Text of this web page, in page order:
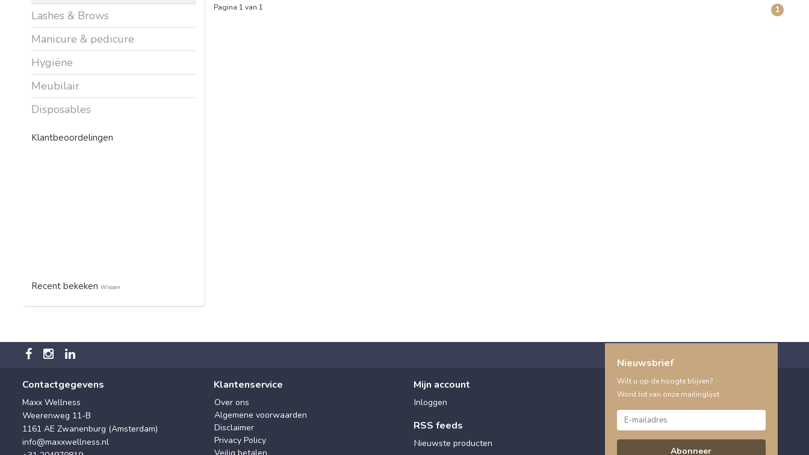
Lashes & Brows
Manicure & pedicure
Hygiëne
Meubilair
Disposables
Klantbeoordelingen
Recent bekeken Wissen
Pagina 1 van 1 1
Contactgegevens
Maxx Wellness
Weerenweg 11-B
1161 AE Zwanenburg (Amsterdam)
info@maxxwellness.nl
Klantenservice
Over ons
Algemene voorwaarden
Disclaimer
Privacy Policy
Veilig betalen
Mijn account
Inloggen
RSS feeds
Nieuwste producten
Nieuwsbrief
Wilt u op de hoogte blijven?
Word lid van onze mailinglijst:
Abonneer